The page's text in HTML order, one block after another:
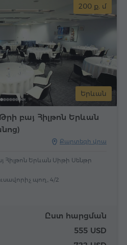
Երևան
200 ք. մ
բայ Հիլթոն Երևան
Քարտեզի վրա
Հիլթոն Երևան Սիթի Սենթր
պող., 4/2
Ըստ հարցման
555 USD